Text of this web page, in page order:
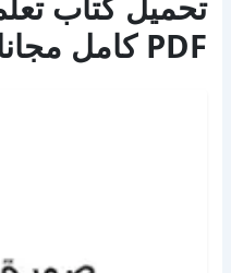
PDF كامل مجانا